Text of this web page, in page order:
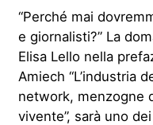
“Perché mai
e giornalisti?” La
Elisa Lello nella
Amiech “L’industria
network, menzogne
vivente”, sarà uno